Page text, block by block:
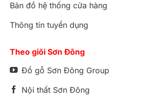
Bản đồ hệ thống cửa hàng
Thông tin tuyển dụng
Theo giõi Sơn Đông
Đồ gỗ Sơn Đông Group
Nội thất Sơn Đông